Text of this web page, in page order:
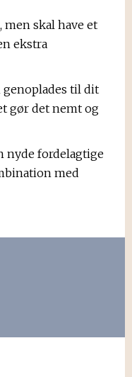
men skal have et
ekstra
til dit
gør det nemt og
nyde fordelagtige
med